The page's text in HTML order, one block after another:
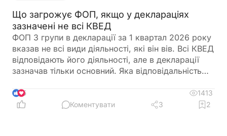
Що загрожує ФОП, якщо у деклараціях
зазначені не всі КВЕД
ФОП 3 групи в декларації за 1 квартал 2026 року
вказав не всі види діяльності, які він вів. Всі КВЕД
відповідають його діяльності, але в декларації
зазначав тільки основний. Яка відповідальність
5
1413
Коментувати
3 2